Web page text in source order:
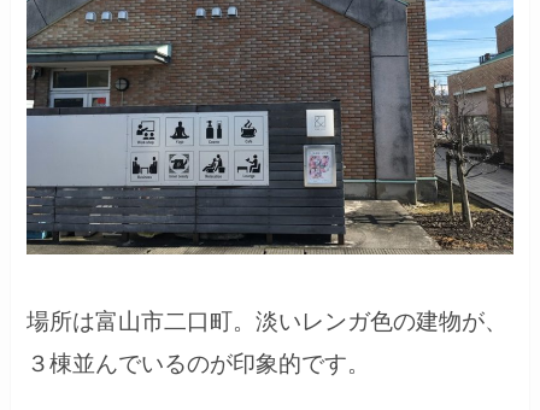
場所は富山市二口町。淡いレンガ色の建物が、
３棟並んでいるのが印象的です。